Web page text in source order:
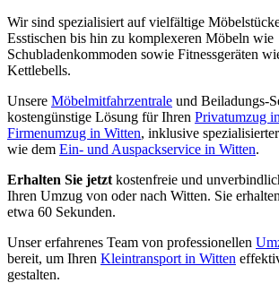
Wir sind spezialisiert auf vielfältige
Esstischen bis hin zu komplexeren Möbeln wie
Schubladenkommoden sowie Fitnessgeräten
Kettlebells.
Unsere Möbelmitfahrzentrale und Beiladungs-
kostengünstige Lösung für Ihren Privatumzug
Firmenumzug in Witten, inklusive
wie dem Ein- und Auspackservice in Witten.
Erhalten Sie jetzt kostenfreie und
Ihren Umzug von oder nach Witten. Sie
etwa 60 Sekunden.
Unser erfahrenes Team von professionellen
bereit, um Ihren Kleintransport in Witten
gestalten.